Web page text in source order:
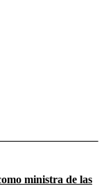
ministra de las